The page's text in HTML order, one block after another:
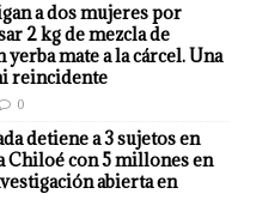
a dos mujeres por
2 kg de mezcla de
mate a la cárcel. Una
reincidente
0
detiene a 3 sujetos en
Chiloé con 5 millones en
abierta en